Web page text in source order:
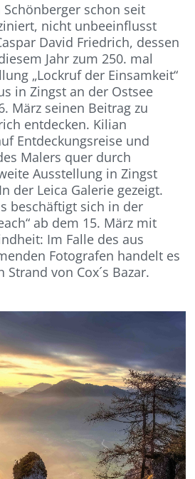
schon seit
nicht unbeeinflusst
David Friedrich, dessen
Jahr zum 250. mal
„Lockruf der Einsamkeit“
in Zingst an der Ostsee
März seinen Beitrag zu
entdecken. Kilian
Entdeckungsreise und
Malers quer durch
Ausstellung in Zingst
der Leica Galerie gezeigt.
beschäftigt sich in der
ab dem 15. März mit
Im Falle des aus
Fotografen handelt es
von Cox´s Bazar.